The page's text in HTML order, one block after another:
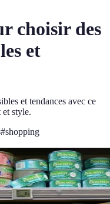
choisir des
et
et tendances avec ce
style.
#shopping